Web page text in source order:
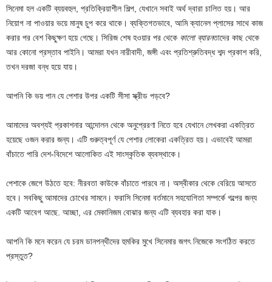
সিনেমা হল একটি ব্যয়বহুল, প্রতিক্রিয়াশীল শিল্প, যেখানে সবাই অর্থ দ্বারা চালিত হয়। আর
নিয়োগ না পাওয়ার ভয়ে মানুষ চুপ করে থাকে। ব্যক্তিগতভাবে, আমি ক্যানেল প্লাসের সাথে কাজ
করার পর বেশ কিছুক্ষণ হয়ে গেছে। সিরিজ শেষ হওয়ার পর থেকে কালো ব্যারনতাদের কাছ থেকে
আর কোনো প্রস্তাব পাইনি। আমরা যখন নারীবাদী, জঙ্গী এবং প্রতিশ্রুতিবদ্ধ শব্দ প্রকাশ করি,
তখন দরজা বন্ধ হয়ে যায়।
আপনি কি ভয় পান যে পেশার উপর একটি সীসা স্ক্রীড পড়বে?
আমাদের অবশ্যই প্রকাশনার আন্দোলন থেকে অনুপ্রেরণা নিতে হবে যেখানে লেখকরা একত্রিত
হয়েছে ওজন করার জন্য। এটি গুরুত্বপূর্ণ যে পেশার লোকেরা একত্রিত হয়। এভাবেই আমরা
বাঁচাতে পারি দেশ-বিদেশে আলোকিত এই সাংস্কৃতিক ব্যবস্থাকে।
পেশাকে জেগে উঠতে হবে: নীরবতা কাউকে বাঁচাতে পারবে না। অস্বীকার থেকে বেরিয়ে আসতে
হবে। সবকিছু আমাদের চোখের সামনে। ফরাসি সিনেমা বর্তমানে সহযোগিতা সম্পর্কে গল্পের জন্য
একটি আবেগ আছে. আচ্ছা, এর মেকানিজম বোঝার জন্য এটি ব্যবহার করা যাক।
আপনি কি মনে করেন যে চরম ডানপন্থীদের হুমকির মুখে সিনেমার জগৎ নিজেকে সংগঠিত করতে
প্রস্তুত?